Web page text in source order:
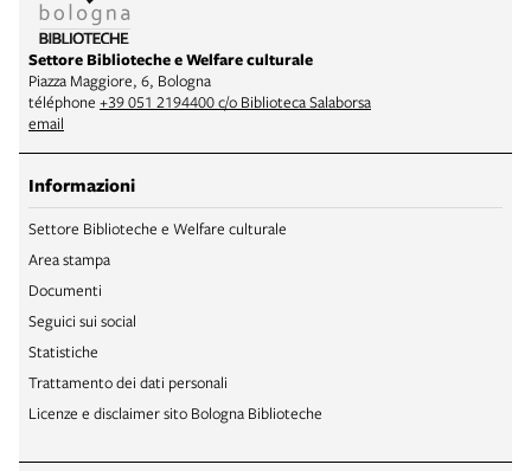
Settore Biblioteche e Welfare culturale
Piazza Maggiore, 6, Bologna
téléphone +39 051 2194400 c/o Biblioteca Salaborsa
email
Informazioni
Settore Biblioteche e Welfare culturale
Area stampa
Documenti
Seguici sui social
Statistiche
Trattamento dei dati personali
Licenze e disclaimer sito Bologna Biblioteche